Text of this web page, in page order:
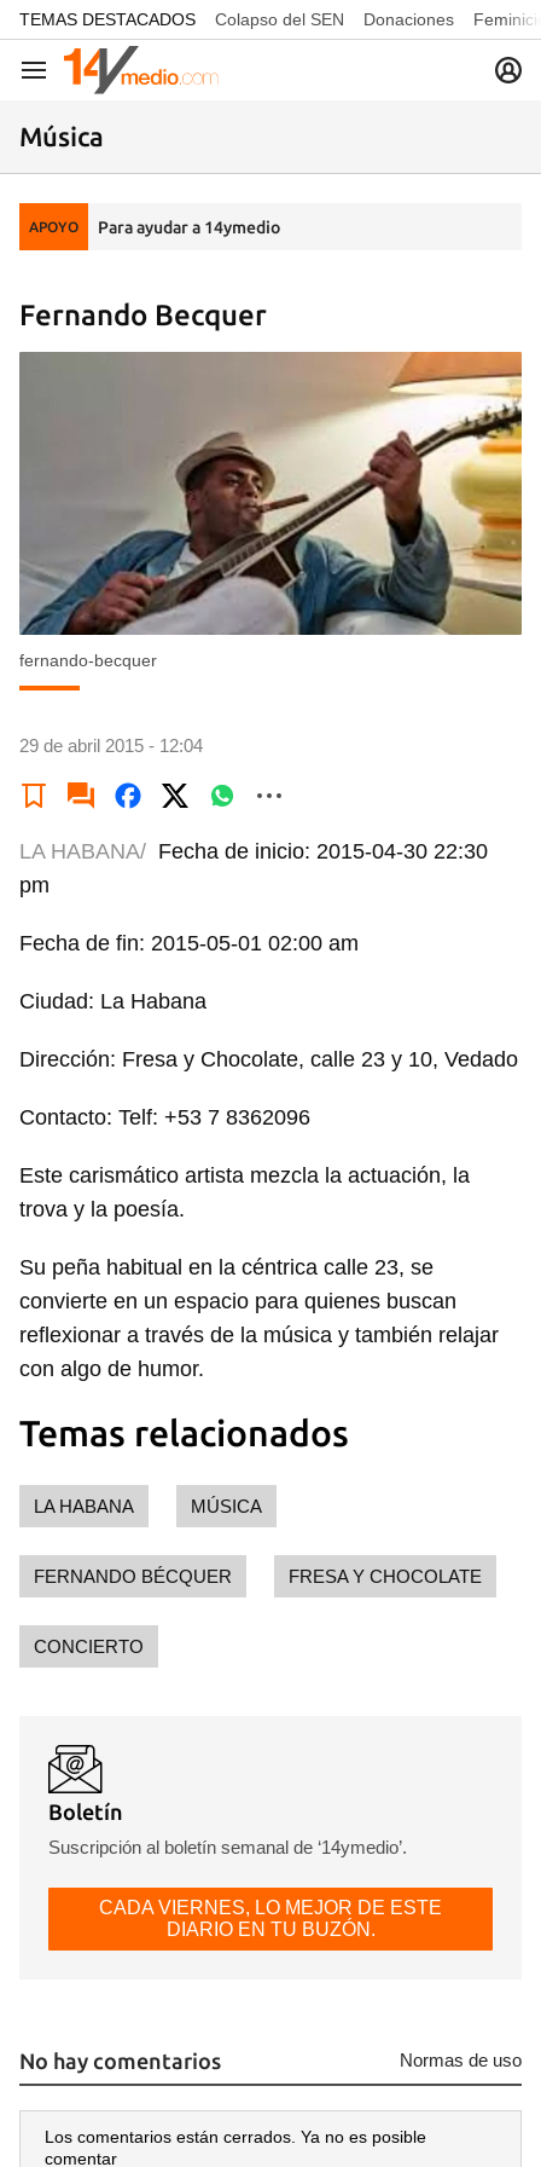
common.go-to-content
TEMAS DESTACADOS Colapso del SEN Donaciones
Navegación
Música
APOYO Para ayudar a 14ymedio
Fernando Becquer
fernando-becquer
29 de abril 2015 - 12:04
LA HABANA/ Fecha de inicio: 2015-04-30 22:30
pm
Fecha de fin: 2015-05-01 02:00 am
Ciudad: La Habana
Dirección: Fresa y Chocolate, calle 23 y 10, Vedado
Contacto: Telf: +53 7 8362096
Este carismático artista mezcla la actuación, la
trova y la poesía.
Su peña habitual en la céntrica calle 23, se
convierte en un espacio para quienes buscan
reflexionar a través de la música y también relajar
con algo de humor.
Temas relacionados
LA HABANA MÚSICA
FERNANDO BÉCQUER FRESA Y CHOCOLATE
CONCIERTO
Boletín
Suscripción al boletín semanal de ‘14ymedio’.
CADA VIERNES, LO MEJOR DE ESTE
DIARIO EN TU BUZÓN.
No hay comentarios Normas de uso
Los comentarios están cerrados. Ya no es posible
comentar